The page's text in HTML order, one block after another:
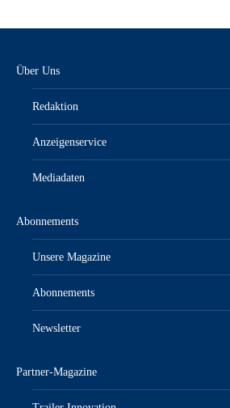
Über Uns
Redaktion
Anzeigenservice
Mediadaten
Abonnements
Unsere Magazine
Abonnements
Newsletter
Partner-Magazine